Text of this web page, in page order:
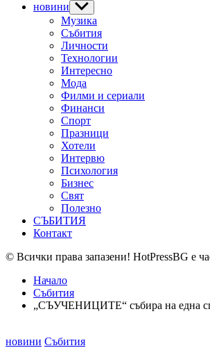
новини Show
sub
menu
Музика
Събития
Личности
Технологии
Интересно
Мода
Филми и сериали
Финанси
Спорт
Празници
Хотели
Интервю
Психология
Бизнес
Свят
Полезно
СЪБИТИЯ
Контакт
© Всички права запазени! HotPressBG е
Начало
Събития
„СЪУЧЕНИЦИТЕ“ събира на една
Posted
новини Събития